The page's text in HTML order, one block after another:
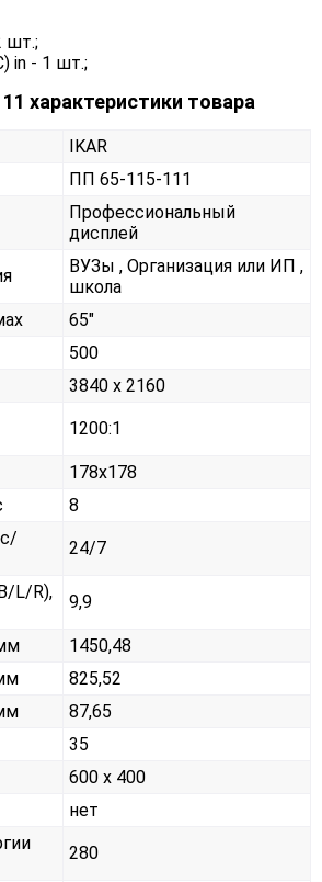
шт.;
in - 1 шт.;
характеристики товара
IKAR
ПП 65-115-111
Профессиональный
дисплей
ВУЗы , Организация или ИП ,
школа
65"
500
3840 x 2160
1200:1
178x178
8
24/7
L/R),
9,9
1450,48
825,52
87,65
35
600 x 400
нет
280